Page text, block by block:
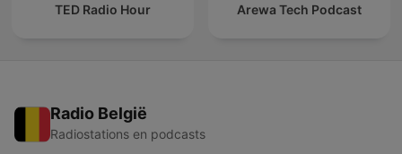
TED Radio Hour Arewa Tech Podcast
Radio België
Radiostations en podcasts